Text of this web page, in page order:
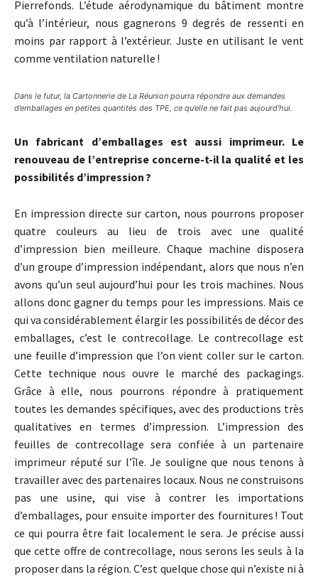
Pierrefonds. L’étude aérodynamique du bâtiment montre
qu’à l’intérieur, nous gagnerons 9 degrés de ressenti en
moins par rapport à l’extérieur. Juste en utilisant le vent
comme ventilation naturelle !
Dans le futur, la Cartonnerie de La Réunion pourra répondre aux demandes
d’emballages en petites quantités des TPE, ce qu’elle ne fait pas aujourd’hui.
Un fabricant d’emballages est aussi imprimeur. Le
renouveau de l’entreprise concerne-t-il la qualité et les
possibilités d’impression ?
En impression directe sur carton, nous pourrons proposer
quatre couleurs au lieu de trois avec une qualité
d’impression bien meilleure. Chaque machine disposera
d’un groupe d’impression indépendant, alors que nous n’en
avons qu’un seul aujourd’hui pour les trois machines. Nous
allons donc gagner du temps pour les impressions. Mais ce
qui va considérablement élargir les possibilités de décor des
emballages, c’est le contrecollage. Le contrecollage est
une feuille d’impression que l’on vient coller sur le carton.
Cette technique nous ouvre le marché des packagings.
Grâce à elle, nous pourrons répondre à pratiquement
toutes les demandes spécifiques, avec des productions très
qualitatives en termes d’impression. L’impression des
feuilles de contrecollage sera confiée à un partenaire
imprimeur réputé sur l’île. Je souligne que nous tenons à
travailler avec des partenaires locaux. Nous ne construisons
pas une usine, qui vise à contrer les importations
d’emballages, pour ensuite importer des fournitures ! Tout
ce qui pourra être fait localement le sera. Je précise aussi
que cette offre de contrecollage, nous serons les seuls à la
proposer dans la région. C’est quelque chose qui n’existe ni à